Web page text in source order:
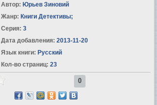
Автор: Юрьев Зиновий
Жанр: Книги Детективы;
Серия: 3
Дата добавления: 2013-11-20
Язык книги: Русский
Кол-во страниц: 23
0